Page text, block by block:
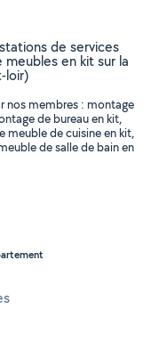
de services
en kit sur la
loir)
nos membres : montage
de bureau en kit,
meuble de cuisine en kit,
de salle de bain en